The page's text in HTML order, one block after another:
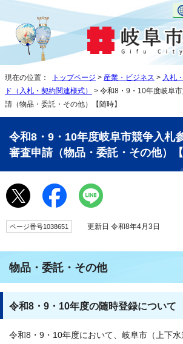
現在の位置： トップページ > 産業・ビジネス > 入札
ド（入札・契約関連様式）
> 令和8・9・10年度岐阜
請（物品・委託・その他）【随時】
令和8・9・10年度岐阜市競争入札
審査申請（物品・委託・その他）【
ページ番号1038651 更新日 令和8年4月3日
物品・委託・その他
令和8・9・10年度の随時登録について
令和8・9・10年度において、岐阜市（上下水